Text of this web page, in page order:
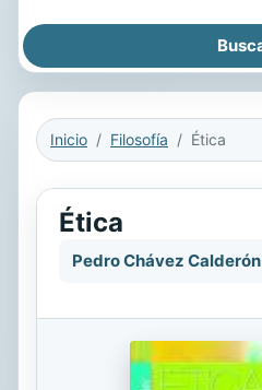
Inicio Filosofía Ética
Ética
Pedro Chávez Calderón